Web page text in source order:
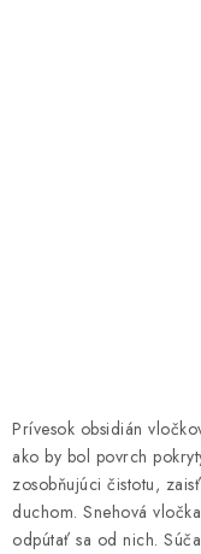
Doprava a
Prívesok obsidián
ako by bol povrch
zosobňujúci čistotu,
duchom. Snehová
odpútať sa od nich.